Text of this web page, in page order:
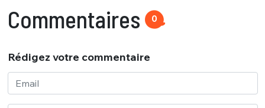
Commentaires 0
Rédigez votre commentaire